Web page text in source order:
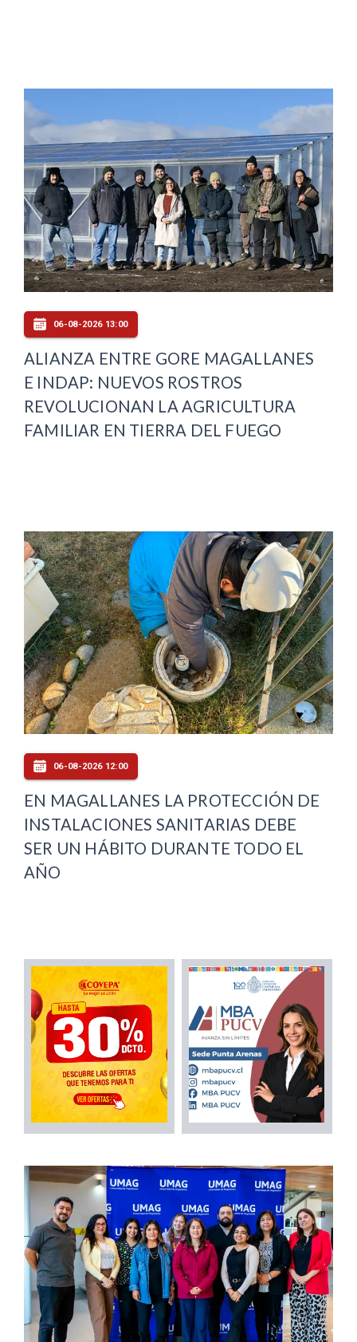
06-08-2026 13:00
ALIANZA ENTRE GORE MAGALLANES
E INDAP: NUEVOS ROSTROS
REVOLUCIONAN LA AGRICULTURA
FAMILIAR EN TIERRA DEL FUEGO
06-08-2026 12:00
EN MAGALLANES LA PROTECCIÓN DE
INSTALACIONES SANITARIAS DEBE
SER UN HÁBITO DURANTE TODO EL
AÑO